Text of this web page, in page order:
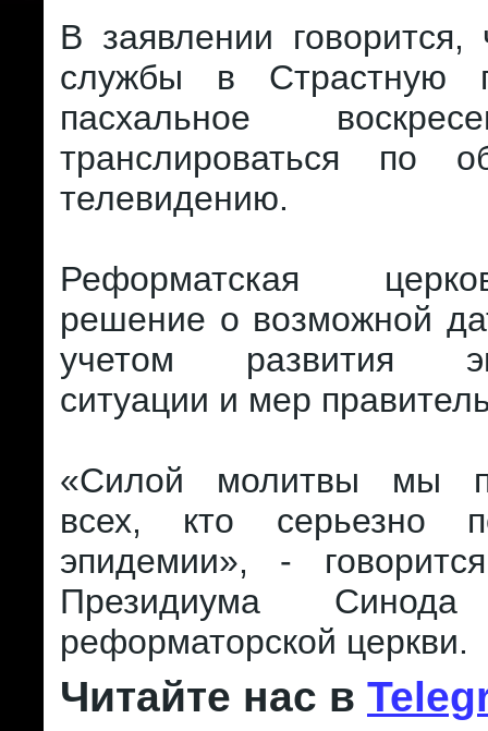
В заявлении говорится,
службы в Страстную
пасхальное
транслироваться по
телевидению.
Реформатская
решение о возможной
учетом развития
ситуации и мер
«Силой молитвы мы
всех, кто серьезно
эпидемии», -
Президиума Синода
реформаторской церкви.
Читайте нас в